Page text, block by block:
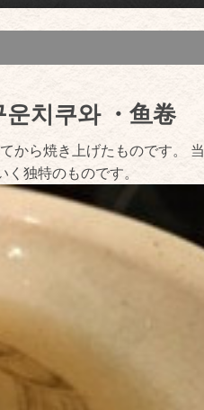
치쿠와 ・鱼卷
から焼き上げたものです。 当
独特のものです。